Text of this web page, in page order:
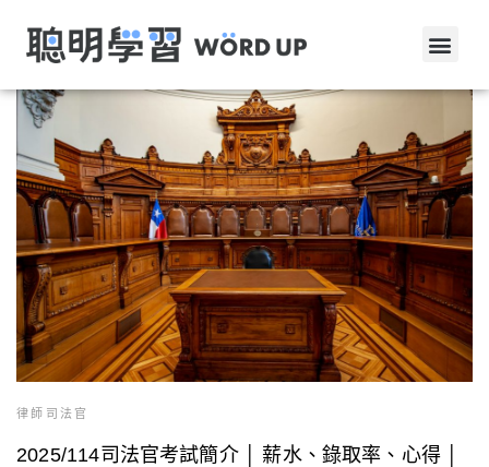
律師司法官
2025/114司法官考試簡介 │ 薪水、錄取率、心得 │